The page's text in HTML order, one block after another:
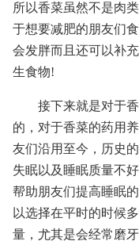
所以香菜虽然不是肉
于想要减肥的朋友们
会发胖而且还可以补
生食物!
接下来就是对于
的，对于香菜的药用
友们沿用至今，历史
失眠以及睡眠质量不
帮助朋友们提高睡眠
以选择在平时的时候
量，尤其是会经常磨